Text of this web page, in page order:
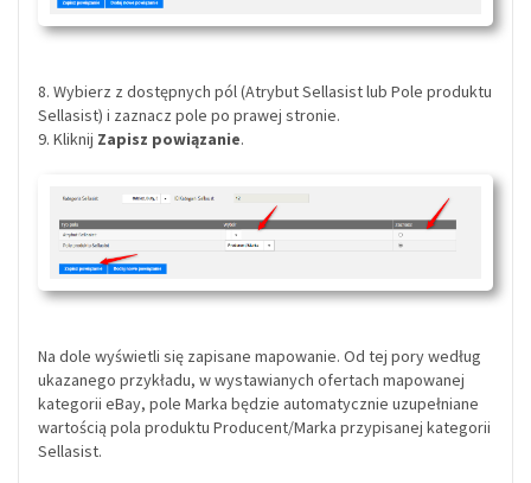
8. Wybierz z dostępnych pól (Atrybut Sellasist lub Pole produktu
Sellasist) i zaznacz pole po prawej stronie.
9. Kliknij Zapisz powiązanie.
Na dole wyświetli się zapisane mapowanie. Od tej pory według
ukazanego przykładu, w wystawianych ofertach mapowanej
kategorii eBay, pole Marka będzie automatycznie uzupełniane
wartością pola produktu Producent/Marka przypisanej kategorii
Sellasist.